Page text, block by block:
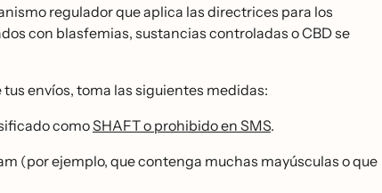
regulador que aplica las directrices para los
con blasfemias, sustancias controladas o CBD se
tus envíos, toma las siguientes medidas:
comoSHAFT o prohibido en SMS.
(por ejemplo, que contenga muchas mayúsculas o que